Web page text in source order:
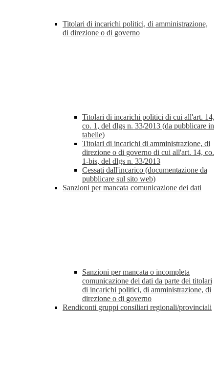
Titolari di incarichi politici, di amministrazione,
di direzione o di governo
Titolari di incarichi politici di cui all'art. 14,
co. 1, del dlgs n. 33/2013 (da pubblicare in
tabelle)
Titolari di incarichi di amministrazione, di
direzione o di governo di cui all'art. 14, co.
1-bis, del dlgs n. 33/2013
Cessati dall'incarico (documentazione da
pubblicare sul sito web)
Sanzioni per mancata comunicazione dei dati
Sanzioni per mancata o incompleta
comunicazione dei dati da parte dei titolari
di incarichi politici, di amministrazione, di
direzione o di governo
Rendiconti gruppi consiliari regionali/provinciali